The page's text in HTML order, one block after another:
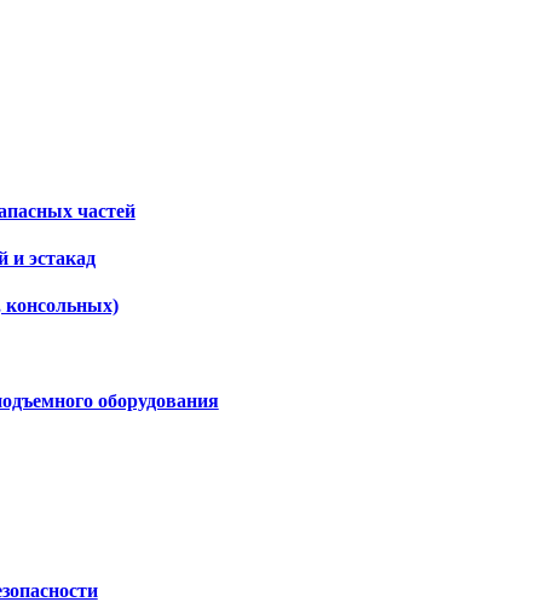
частей
и эстакад
консольных)
оборудования